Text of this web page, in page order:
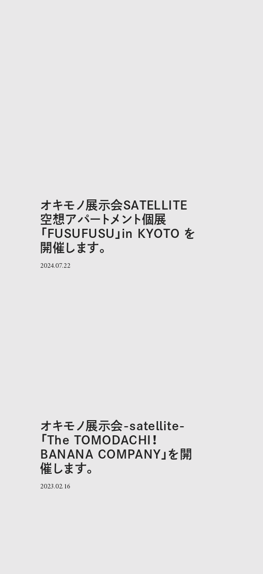
オキモノ展示会SATELLITE
空想アパートメント個展
「FUSUFUSU」in KYOTO を
開催します。
2024.07.22
オキモノ展示会-satellite-
「The TOMODACHI！
BANANA COMPANY」を開
催します。
2023.02.16